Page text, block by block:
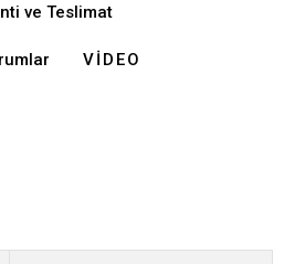
ve Teslimat
VIDEO